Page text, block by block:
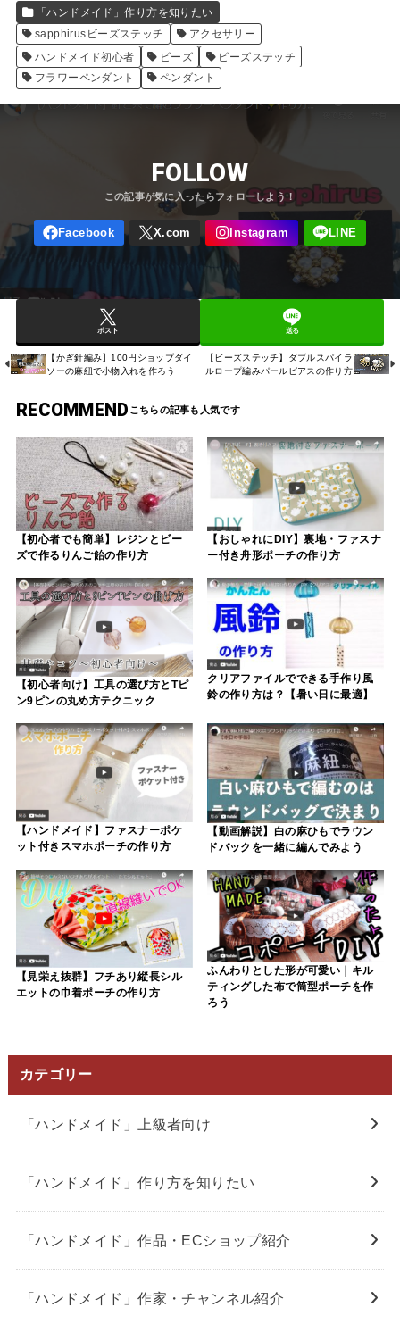
「ハンドメイド」作り方を知りたい
sapphirusビーズステッチ
アクセサリー
ハンドメイド初心者
ビーズ
ビーズステッチ
フラワーペンダント
ペンダント
FOLLOW
ポスト 送る
【かぎ針編み】100円ショップダイ
ソーの麻紐で小物入れを作ろう
【ビーズステッチ】ダブルスパイラ
ルロープ編みパールピアスの作り方
RECOMMEND
【初心者でも簡単】レジンとビー
ズで作るりんご飴の作り方
【おしゃれにDIY】裏地・ファスナ
ー付き舟形ポーチの作り方
【初心者向け】工具の選び方とTピ
ン9ピンの丸め方テクニック
クリアファイルでできる手作り風
鈴の作り方は？【暑い日に最適】
【ハンドメイド】ファスナーポケ
ット付きスマホポーチの作り方
【動画解説】白の麻ひもでラウン
ドバックを一緒に編んでみよう
【見栄え抜群】フチあり縦長シル
エットの巾着ポーチの作り方
ふんわりとした形が可愛い｜キル
ティングした布で筒型ポーチを作
ろう
カテゴリー
「ハンドメイド」上級者向け
「ハンドメイド」作り方を知りたい
「ハンドメイド」作品・ECショップ紹介
「ハンドメイド」作家・チャンネル紹介